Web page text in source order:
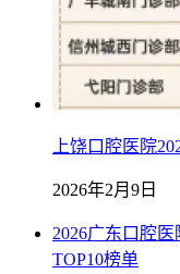
上饶口腔医院
2026年2月9日
2026广东口腔
TOP10榜单